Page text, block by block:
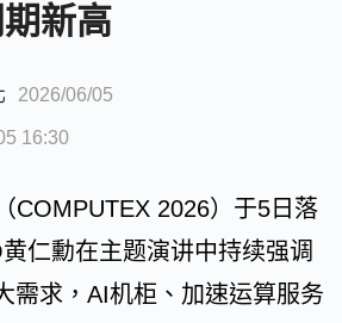
新高
2026/06/05
16:30
COMPUTEX 2026）于5日落
仁勳在主题演讲中持续强调
需求，AI机柜、加速运算服务